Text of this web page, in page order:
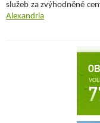
služeb za zvýhodněné
Alexandria